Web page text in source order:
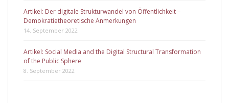
Artikel: Der digitale Strukturwandel von Öffentlichkeit –
Demokratietheoretische Anmerkungen
14. September 2022
Artikel: Social Media and the Digital Structural Transformation
of the Public Sphere
8. September 2022